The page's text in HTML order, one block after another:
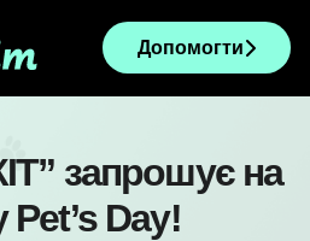
Допомогти
запрошує на
Pet’s Day!